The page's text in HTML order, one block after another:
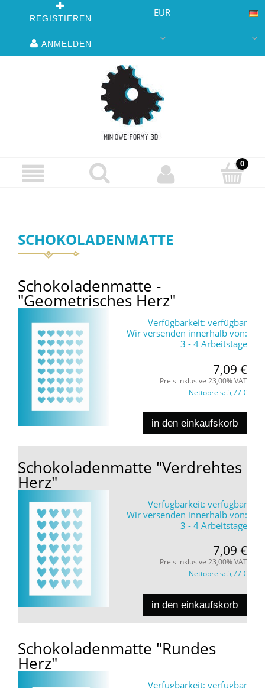
REGISTIEREN
ANMELDEN
EUR
SCHOKOLADENMATTE
Schokoladenmatte -
"Geometrisches Herz"
Verfügbarkeit: verfügbar
Wir versenden innerhalb von:
3 - 4 Arbeitstage
7,09 €
Preis inklusive 23,00% VAT
Nettopreis:5,77 €
in den einkaufskorb
Schokoladenmatte "Verdrehtes
Herz"
Verfügbarkeit: verfügbar
Wir versenden innerhalb von:
3 - 4 Arbeitstage
7,09 €
Preis inklusive 23,00% VAT
Nettopreis:5,77 €
in den einkaufskorb
Schokoladenmatte "Rundes
Herz"
Verfügbarkeit: verfügbar